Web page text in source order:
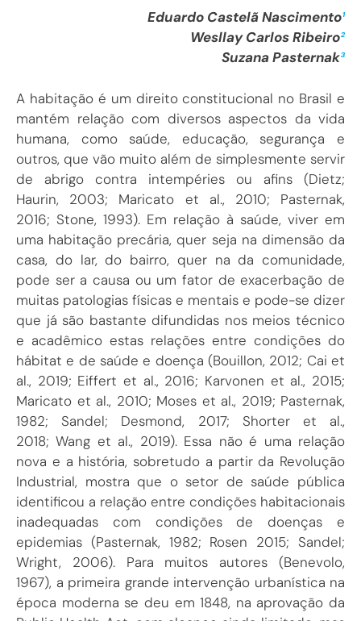
Eduardo Castelã Nascimento¹
Wesllay Carlos Ribeiro²
Suzana Pasternak³
A habitação é um direito constitucional no Brasil e
mantém relação com diversos aspectos da vida
humana, como saúde, educação, segurança e
outros, que vão muito além de simplesmente servir
de abrigo contra intempéries ou afins (Dietz;
Haurin, 2003; Maricato et al., 2010; Pasternak,
2016; Stone, 1993). Em relação à saúde, viver em
uma habitação precária, quer seja na dimensão da
casa, do lar, do bairro, quer na da comunidade,
pode ser a causa ou um fator de exacerbação de
muitas patologias físicas e mentais e pode-se dizer
que já são bastante difundidas nos meios técnico
e acadêmico estas relações entre condições do
hábitat e de saúde e doença (Bouillon, 2012; Cai et
al., 2019; Eiffert et al., 2016; Karvonen et al., 2015;
Maricato et al., 2010; Moses et al., 2019; Pasternak,
1982; Sandel; Desmond, 2017; Shorter et al.,
2018;Wang et al., 2019). Essa não é uma relação
nova e a história, sobretudo a partir da Revolução
Industrial, mostra que o setor de saúde pública
identificou a relação entre condições habitacionais
inadequadas com condições de doenças e
epidemias (Pasternak, 1982; Rosen 2015; Sandel;
Wright, 2006). Para muitos autores (Benevolo,
1967), a primeira grande intervenção urbanística na
época moderna se deu em 1848, na aprovação da